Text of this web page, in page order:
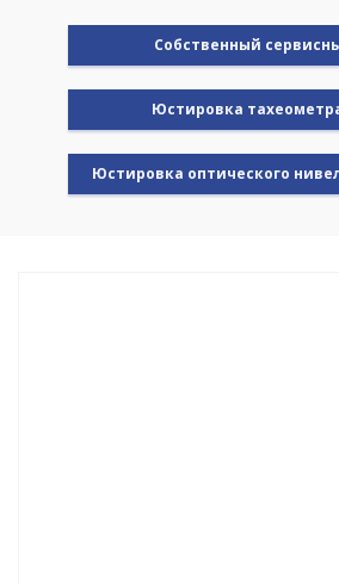
Cобственный
Юстировка
Юстировка оптического